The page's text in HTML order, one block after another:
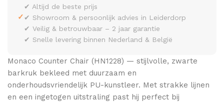
✓
✔ Altijd de beste prijs
✔ Showroom & persoonlijk advies in Leiderdorp
✔ Veilig & betrouwbaar – 2 jaar garantie
✔ Snelle levering binnen Nederland & België
Monaco Counter Chair (HN1228) — stijlvolle, zwarte
barkruk bekleed met duurzaam en
onderhoudsvriendelijk PU-kunstleer. Met strakke lijnen
en een ingetogen uitstraling past hij perfect bij